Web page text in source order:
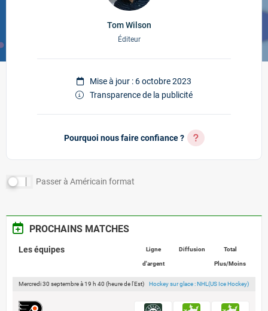
Tom Wilson
Éditeur
Mise à jour : 6 octobre 2023
Transparence de la publicité
Pourquoi nous faire confiance ?
Passer à Américain format
PROCHAINS MATCHES
Les équipes Ligne
d'argent
Diffusion Total
Plus/Moins
Mercredi 30 septembre à 19 h 40 (heure de l'Est) Hockey sur glace : NHL(US Ice Hockey)